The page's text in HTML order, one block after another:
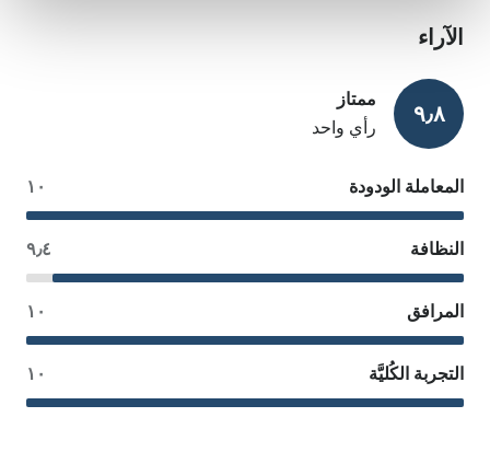
الآراء
٩٫٨
ممتاز
رأي واحد
المعاملة الودودة ١٠
النظافة ٩٫٤
المرافق ١٠
التجربة الكُليَّة ١٠